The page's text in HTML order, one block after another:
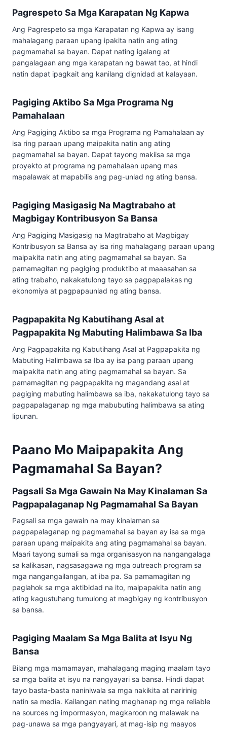
Pagrespeto Sa Mga Karapatan Ng Kapwa
Ang Pagrespeto sa mga Karapatan ng Kapwa ay isang
mahalagang paraan upang ipakita natin ang ating
pagmamahal sa bayan. Dapat nating igalang at
pangalagaan ang mga karapatan ng bawat tao, at hindi
natin dapat ipagkait ang kanilang dignidad at kalayaan.
Pagiging Aktibo Sa Mga Programa Ng
Pamahalaan
Ang Pagiging Aktibo sa mga Programa ng Pamahalaan ay
isa ring paraan upang maipakita natin ang ating
pagmamahal sa bayan. Dapat tayong makiisa sa mga
proyekto at programa ng pamahalaan upang mas
mapalawak at mapabilis ang pag-unlad ng ating bansa.
Pagiging Masigasig Na Magtrabaho at
Magbigay Kontribusyon Sa Bansa
Ang Pagiging Masigasig na Magtrabaho at Magbigay
Kontribusyon sa Bansa ay isa ring mahalagang paraan upang
maipakita natin ang ating pagmamahal sa bayan. Sa
pamamagitan ng pagiging produktibo at maaasahan sa
ating trabaho, nakakatulong tayo sa pagpapalakas ng
ekonomiya at pagpapaunlad ng ating bansa.
Pagpapakita Ng Kabutihang Asal at
Pagpapakita Ng Mabuting Halimbawa Sa Iba
Ang Pagpapakita ng Kabutihang Asal at Pagpapakita ng
Mabuting Halimbawa sa Iba ay isa pang paraan upang
maipakita natin ang ating pagmamahal sa bayan. Sa
pamamagitan ng pagpapakita ng magandang asal at
pagiging mabuting halimbawa sa iba, nakakatulong tayo sa
pagpapalaganap ng mga mabubuting halimbawa sa ating
lipunan.
Paano Mo Maipapakita Ang
Pagmamahal Sa Bayan?
Pagsali Sa Mga Gawain Na May Kinalaman Sa
Pagpapalaganap Ng Pagmamahal Sa Bayan
Pagsali sa mga gawain na may kinalaman sa
pagpapalaganap ng pagmamahal sa bayan ay isa sa mga
paraan upang maipakita ang ating pagmamahal sa bayan.
Maari tayong sumali sa mga organisasyon na nangangalaga
sa kalikasan, nagsasagawa ng mga outreach program sa
mga nangangailangan, at iba pa. Sa pamamagitan ng
paglahok sa mga aktibidad na ito, maipapakita natin ang
ating kagustuhang tumulong at magbigay ng kontribusyon
sa bansa.
Pagiging Maalam Sa Mga Balita at Isyu Ng
Bansa
Bilang mga mamamayan, mahalagang maging maalam tayo
sa mga balita at isyu na nangyayari sa bansa. Hindi dapat
tayo basta-basta naniniwala sa mga nakikita at naririnig
natin sa media. Kailangan nating maghanap ng mga reliable
na sources ng impormasyon, magkaroon ng malawak na
pag-unawa sa mga pangyayari, at mag-isip ng maayos